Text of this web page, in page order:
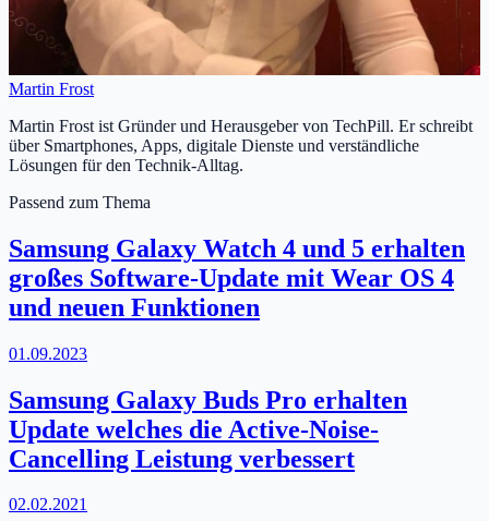
Martin Frost
Martin Frost ist Gründer und Herausgeber von TechPill. Er schreibt
über Smartphones, Apps, digitale Dienste und verständliche
Lösungen für den Technik-Alltag.
Passend zum Thema
Samsung Galaxy Watch 4 und 5 erhalten
großes Software-Update mit Wear OS 4
und neuen Funktionen
01.09.2023
Samsung Galaxy Buds Pro erhalten
Update welches die Active-Noise-
Cancelling Leistung verbessert
02.02.2021